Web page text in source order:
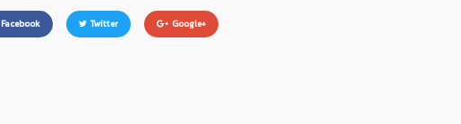
Facebook Twitter Google+